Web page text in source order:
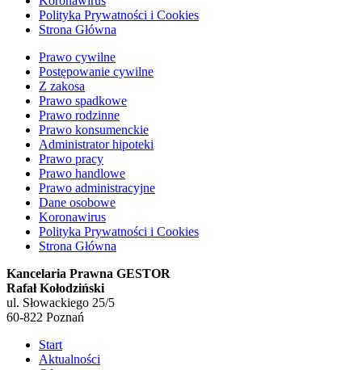
Polityka Prywatności i Cookies
Strona Główna
Prawo cywilne
Postępowanie cywilne
Z zakosa
Prawo spadkowe
Prawo rodzinne
Prawo konsumenckie
Administrator hipoteki
Prawo pracy
Prawo handlowe
Prawo administracyjne
Dane osobowe
Koronawirus
Polityka Prywatności i Cookies
Strona Główna
Kancelaria Prawna GESTOR
Rafał Kołodziński
ul. Słowackiego 25/5
60-822 Poznań
Start
Aktualności